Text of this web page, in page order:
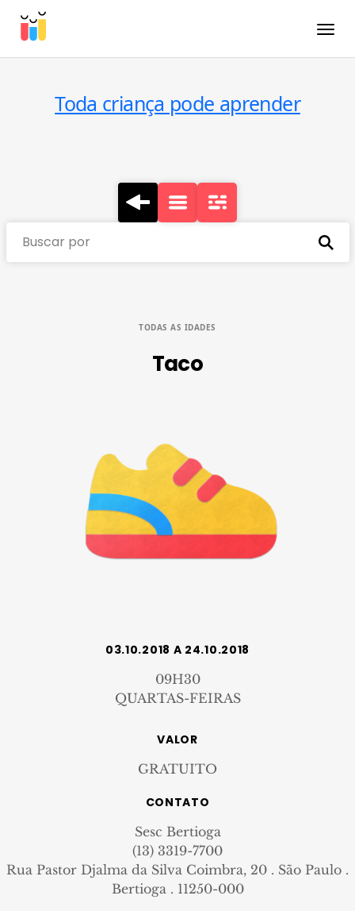
Toda criança pode aprender
Buscar por
TODAS AS IDADES
Taco
03.10.2018 A 24.10.2018
09H30
QUARTAS-FEIRAS
VALOR
GRATUITO
CONTATO
Sesc Bertioga
(13) 3319-7700
Rua Pastor Djalma da Silva Coimbra, 20 . São Paulo .
Bertioga . 11250-000